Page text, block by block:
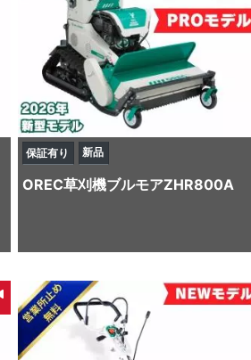
保証有り 新品
OREC草刈機ブルモアZHR800A